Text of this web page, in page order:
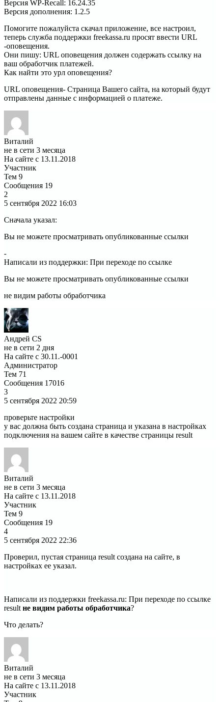
Версия WP-Recall: 16.24.35
Версия дополнения: 1.2.5
Помогите пожалуйста скачал приложение, все настроил,
теперь служба поддержки freekassa.ru просят ввести URL
-оповещения.
Они пишу: URL оповещения должен содержать ссылку на
ваш обработчик платежей.
Как найти это урл оповещения?
URL оповещения- Страница Вашего сайта, на который будут
отправлены данные с информацией о платеже.
Виталий
не в сети 3 месяца
На сайте с 13.11.2018
Участник
Тем 9
Сообщения 19
2
5 сентября 2022 16:03
Сначала указал:
Вы не можете просматривать опубликованные ссылки
-
Написали из поддержки: При переходе по ссылке
Вы не можете просматривать опубликованные ссылки
не видим работы обработчика
Андрей CS
не в сети 2 дня
На сайте с 30.11.-0001
Администратор
Тем 71
Сообщения 17016
3
5 сентября 2022 20:59
проверьте настройки
у вас должна быть создана страница и указана в настройках
подключения на вашем сайте в качестве страницы result
Виталий
не в сети 3 месяца
На сайте с 13.11.2018
Участник
Тем 9
Сообщения 19
4
5 сентября 2022 22:36
Проверил, пустая страница result создана на сайте, в
настройках ее указал.
Написали из поддержки freekassa.ru: При переходе по ссылке
result не видим работы обработчика?
Что делать?
Виталий
не в сети 3 месяца
На сайте с 13.11.2018
Участник